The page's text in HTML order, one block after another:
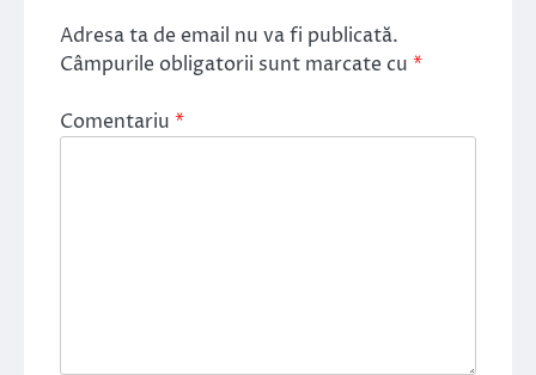
Adresa ta de email nu va fi publicată.
Câmpurile obligatorii sunt marcate cu *
Comentariu *